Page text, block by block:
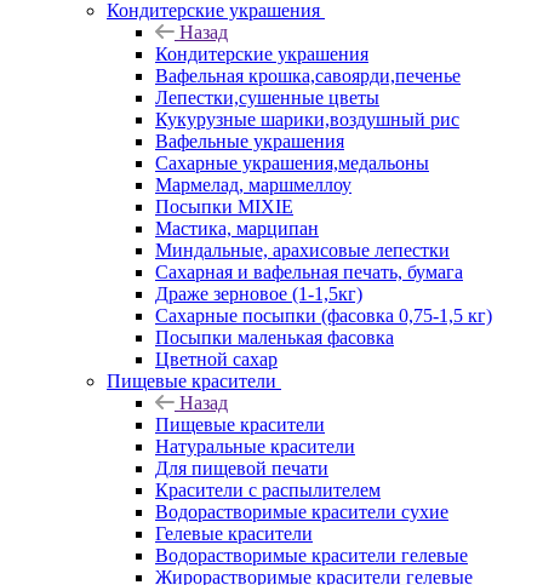
Кондитерские украшения
Назад
Кондитерские украшения
Вафельная крошка,савоярди,печенье
Лепестки,сушенные цветы
Кукурузные шарики,воздушный рис
Вафельные украшения
Сахарные украшения,медальоны
Мармелад, маршмеллоу
Посыпки MIXIE
Мастика, марципан
Миндальные, арахисовые лепестки
Сахарная и вафельная печать, бумага
Драже зерновое (1-1,5кг)
Сахарные посыпки (фасовка 0,75-1,5 кг)
Посыпки маленькая фасовка
Цветной сахар
Пищевые красители
Назад
Пищевые красители
Натуральные красители
Для пищевой печати
Красители с распылителем
Водорастворимые красители сухие
Гелевые красители
Водорастворимые красители гелевые
Жирорастворимые красители гелевые